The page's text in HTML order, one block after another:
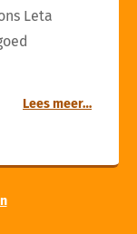
Leta
Lees meer…